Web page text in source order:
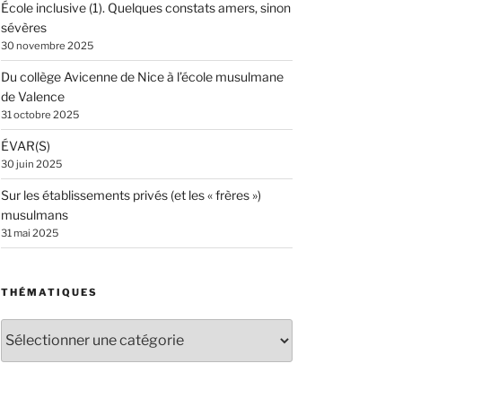
École inclusive (1). Quelques constats amers, sinon
sévères
30 novembre 2025
Du collège Avicenne de Nice à l’école musulmane
de Valence
31 octobre 2025
ÉVAR(S)
30 juin 2025
Sur les établissements privés (et les « frères »)
musulmans
31 mai 2025
THÉMATIQUES